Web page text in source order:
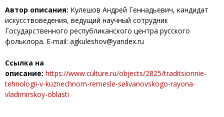
Автор описания: Кулешов Андрей Геннадьевич, кандидат
искусствоведения, ведущий научный сотрудник
Государственного республиканского центра русского
фольклора. E-mail: agkuleshov@yandex.ru
Ссылка на
описание: https://www.culture.ru/objects/2825/traditsionnie-
tehnologii-v-kuznechnom-remesle-selivanovskogo-rayona-
vladimirskoy-oblasti